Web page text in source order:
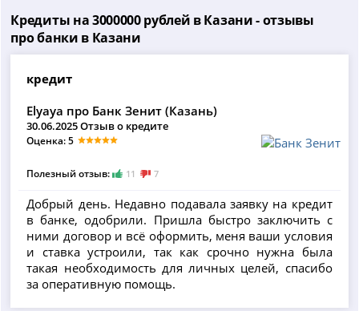
Кредиты на 3000000 рублей в Казани - отзывы
про банки в Казани
кредит
Elyaya про Банк Зенит (Казань)
30.06.2025 Отзыв о кредите
Оценка: 5
Полезный отзыв: 11 7
Добрый день. Недавно подавала заявку на кредит
в банке, одобрили. Пришла быстро заключить с
ними договор и всё оформить, меня ваши условия
и ставка устроили, так как срочно нужна была
такая необходимость для личных целей, спасибо
за оперативную помощь.